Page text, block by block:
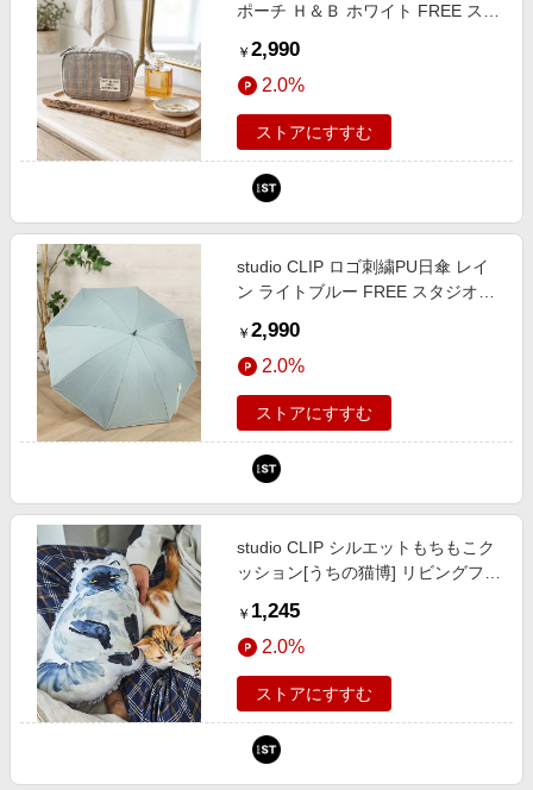
ポーチ Ｈ＆Ｂ ホワイト FREE スタ
ドエスティ（旧ドットエスティ）
￥ 2,990
2.0%
ストアにすすむ
studio CLIP ロゴ刺繍PU日傘 レイ
ン ライトブルー FREE スタジオク
ティ（旧ドットエスティ）
￥ 2,990
2.0%
ストアにすすむ
studio CLIP シルエットもちもこク
ッション[うちの猫博] リビングファ
オクリップ 581435 and ST アンド
エスティ（旧ドットエスティ）
￥ 1,245
2.0%
ストアにすすむ